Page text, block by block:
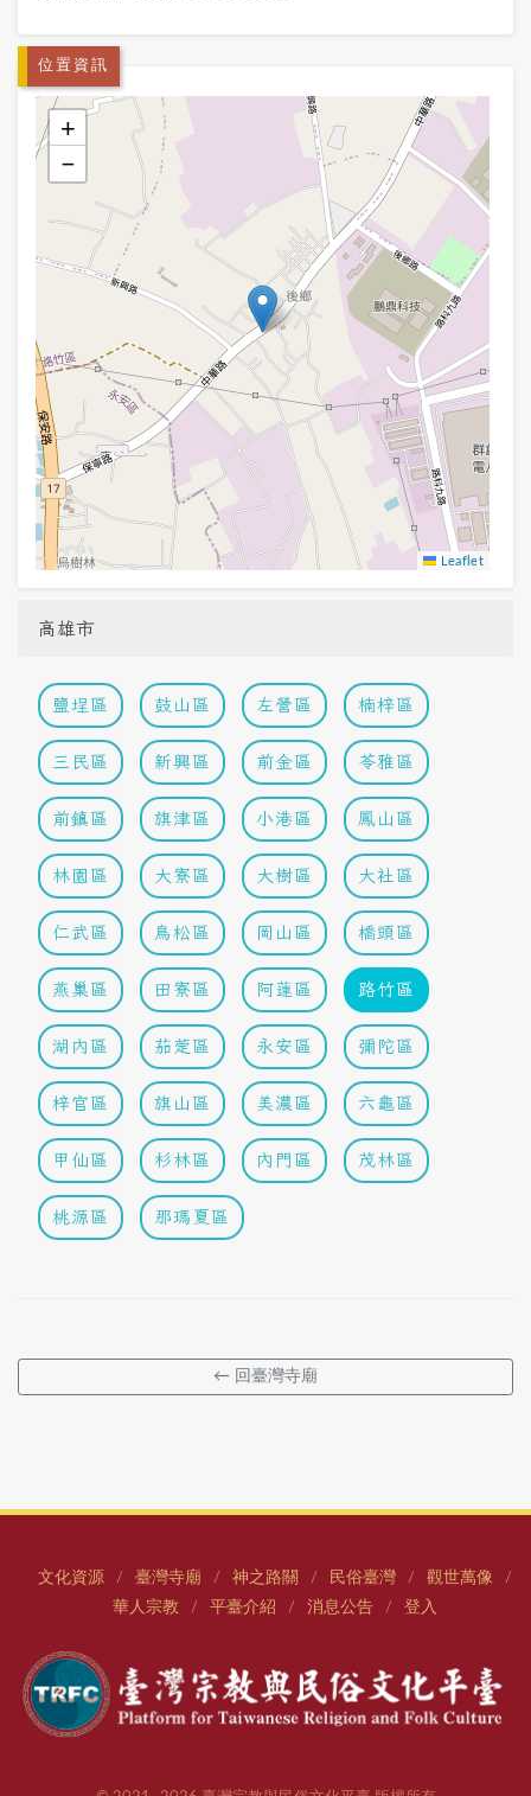
位置資訊
+
−
Leaflet
高雄市
鹽埕區 鼓山區 左營區 楠梓區
三民區 新興區 前金區 苓雅區
前鎮區 旗津區 小港區 鳳山區
林園區 大寮區 大樹區 大社區
仁武區 鳥松區 岡山區 橋頭區
燕巢區 田寮區 阿蓮區 路竹區
湖內區 茄萣區 永安區 彌陀區
梓官區 旗山區 美濃區 六龜區
甲仙區 杉林區 內門區 茂林區
桃源區 那瑪夏區
← 回臺灣寺廟
文化資源 / 臺灣寺廟 / 神之路關 / 民俗臺灣 / 觀世萬像 /
華人宗教 / 平臺介紹 / 消息公告 / 登入